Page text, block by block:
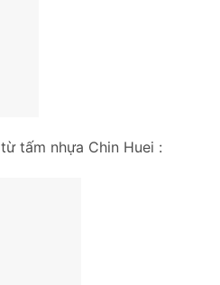
tấm nhựa Chin Huei :